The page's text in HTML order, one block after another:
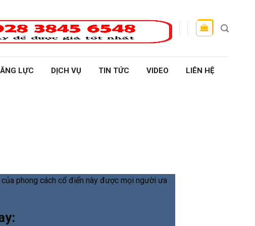
LỰC DỊCH VỤ TIN TỨC VIDEO LIÊN HỆ
phong cách cổ điển này được mọi người ưa